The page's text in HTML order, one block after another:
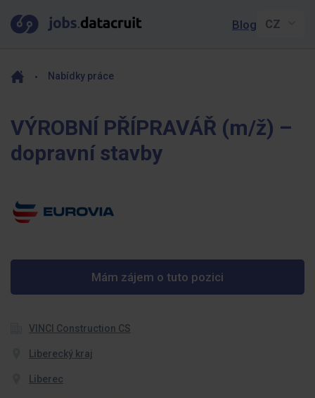
Blog
Nabídky práce
VÝROBNÍ PŘÍPRAVÁŘ (m/ž) –
dopravní stavby
Mám zájem o tuto pozici
VINCI Construction CS
Liberecký kraj
Liberec